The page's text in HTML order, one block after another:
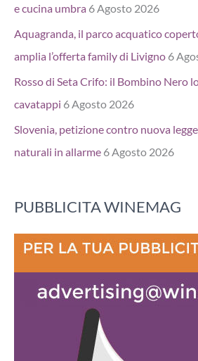
e cucina umbra 6 Agosto 2026
Aquagranda, il parco acquatico
amplia l’offerta family di Livigno 6
Rosso di Seta Crifo: il Bombino Nero
cavatappi 6 Agosto 2026
Slovenia, petizione contro nuova
naturali in allarme 6 Agosto 2026
PUBBLICITA WINEMAG